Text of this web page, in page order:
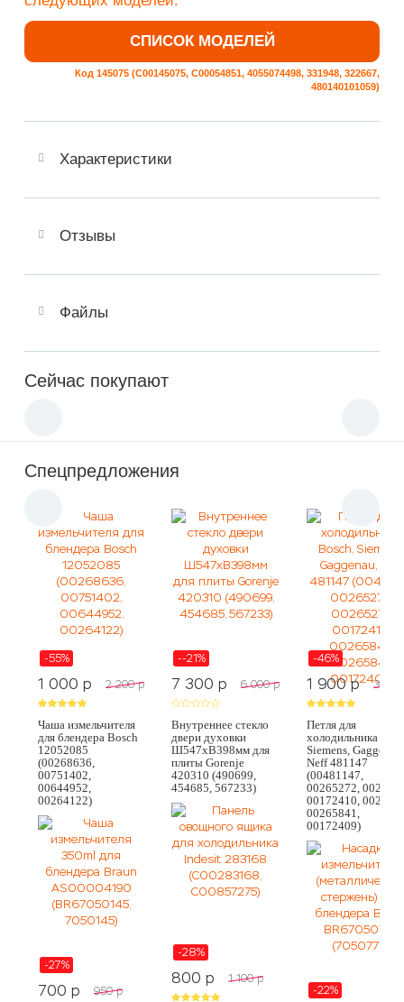
СПИСОК МОДЕЛЕЙ
Код 145075 (C00145075, C00054851, 4055074498, 331948, 322667,
480140101059)
Характеристики
Отзывы
Файлы
Сейчас покупают
Спецпредложения
-55%
1 000 p 2 200 p
Чаша измельчителя
для блендера Bosch
12052085
(00268636,
00751402,
00644952,
00264122)
-27%
700 p 950 p
--21%
7 300 p 6 000 p
Внутреннее стекло
двери духовки
Ш547хВ398мм для
плиты Gorenje
420310 (490699,
454685, 567233)
-28%
800 p 1 100 p
-46%
1 900p 3 500
Петля для
холодильника
Siemens, Gaggenau,
Neff 481147
(00481147,
00265272,
00172410,
00265841,
00172409)
-22%